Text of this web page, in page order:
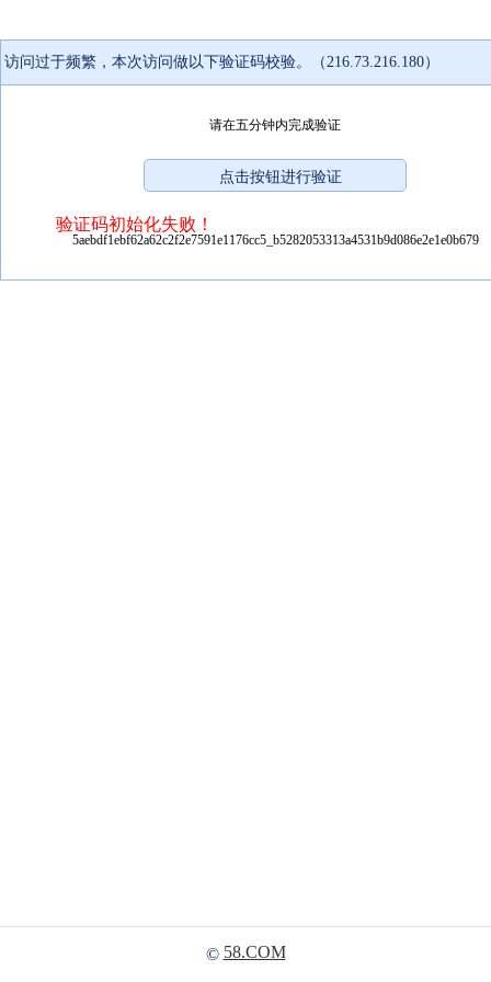
访问过于频繁，本次访问做以下验证码校验。（216.73.216.180）
请在五分钟内完成验证
验证码初始化失败！
5aebdf1ebf62a62c2f2e7591e1176cc5_b5282053313a4531b9d086e2e1e0b679
© 58.COM